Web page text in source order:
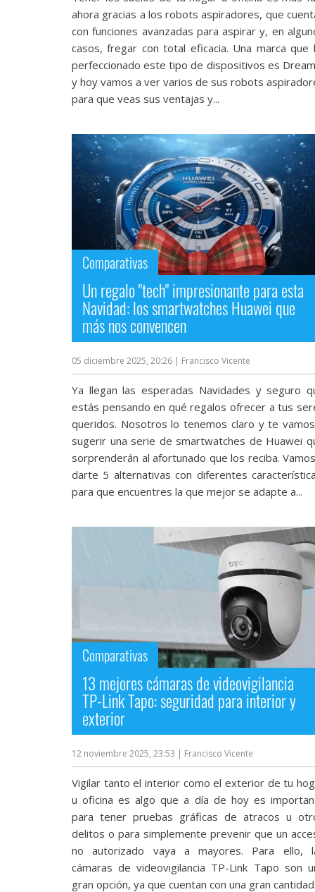
comparativas,
ahora gracias a los robots aspiradores, que
con funciones avanzadas para aspirar y, en
casos, fregar con total eficacia. Una marca que
perfeccionado este tipo de dispositivos es
y hoy vamos a ver varios de sus robots
para que veas sus ventajas y...
Comparativas
Un regalo "tech" impresionante para esta
Navidad: los smartwatches Huawei que
más nos convencen
05 diciembre 2025, 20:26 | Francisco Vicente
Ya llegan las esperadas Navidades y seguro
estás pensando en qué regalos ofrecer a tus
queridos. Nosotros lo tenemos claro y te
sugerir una serie de smartwatches de Huawei
sorprenderán al afortunado que los reciba.
darte 5 alternativas con diferentes
para que encuentres la que mejor se adapte a...
Comparativas
13 mejores cámaras de videovigilancia
TP-Link Tapo: seguridad para interior y
exterior
12 noviembre 2025, 23:53 | Francisco Vicente
Vigilar tanto el interior como el exterior de tu
u oficina es algo que a día de hoy es
para tener pruebas gráficas de atracos u
delitos o para simplemente prevenir que un
no autorizado vaya a mayores. Para ello,
cámaras de videovigilancia TP-Link Tapo son
gran opción, ya que cuentan con una gran